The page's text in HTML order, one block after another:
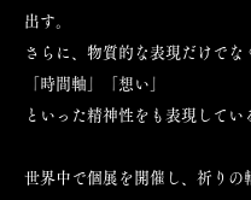
出す。
さらに、物質的な表現だけでな
「時間軸」「想い」
といった精神性をも表現してい
世界中で個展を開催し、祈りの